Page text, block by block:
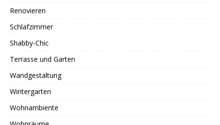
Renovieren
Schlafzimmer
Shabby-Chic
Terrasse und Garten
Wandgestaltung
Wintergarten
Wohnambiente